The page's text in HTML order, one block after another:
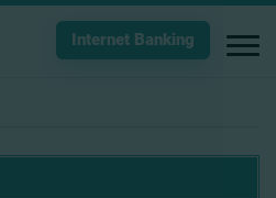
Internet Banking